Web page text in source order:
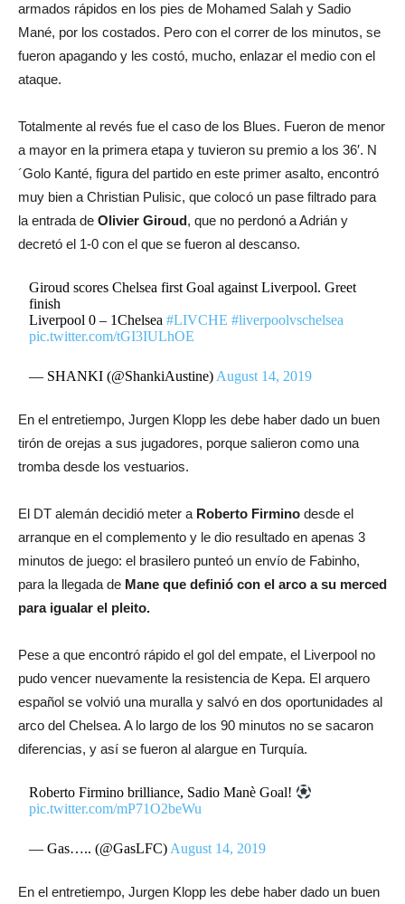
armados rápidos en los pies de Mohamed Salah y Sadio
Mané, por los costados. Pero con el correr de los minutos, se
fueron apagando y les costó, mucho, enlazar el medio con el
ataque.
Totalmente al revés fue el caso de los Blues. Fueron de menor
a mayor en la primera etapa y tuvieron su premio a los 36′. N
´Golo Kanté, figura del partido en este primer asalto, encontró
muy bien a Christian Pulisic, que colocó un pase filtrado para
la entrada de Olivier Giroud, que no perdonó a Adrián y
decretó el 1-0 con el que se fueron al descanso.
Giroud scores Chelsea first Goal against Liverpool. Greet
finish
Liverpool 0 – 1Chelsea#LIVCHE #liverpoolvschelsea
pic.twitter.com/tGI3IULhOE
— SHANKI (@ShankiAustine) August 14, 2019
En el entretiempo, Jurgen Klopp les debe haber dado un buen
tirón de orejas a sus jugadores, porque salieron como una
tromba desde los vestuarios.
El DT alemán decidió meter a Roberto Firmino desde el
arranque en el complemento y le dio resultado en apenas 3
minutos de juego: el brasilero punteó un envío de Fabinho,
para la llegada de Mane que definió con el arco a su merced
para igualar el pleito.
Pese a que encontró rápido el gol del empate, el Liverpool no
pudo vencer nuevamente la resistencia de Kepa. El arquero
español se volvió una muralla y salvó en dos oportunidades al
arco del Chelsea. A lo largo de los 90 minutos no se sacaron
diferencias, y así se fueron al alargue en Turquía.
Roberto Firmino brilliance, Sadio Manè Goal!
pic.twitter.com/mP71O2beWu
— Gas….. (@GasLFC)August 14, 2019
En el entretiempo, Jurgen Klopp les debe haber dado un buen